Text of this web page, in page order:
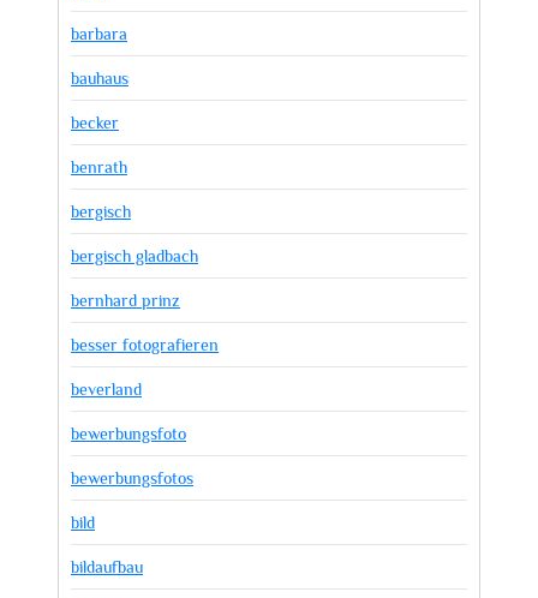
barbara
bauhaus
becker
benrath
bergisch
bergisch gladbach
bernhard prinz
besser fotografieren
beverland
bewerbungsfoto
bewerbungsfotos
bild
bildaufbau